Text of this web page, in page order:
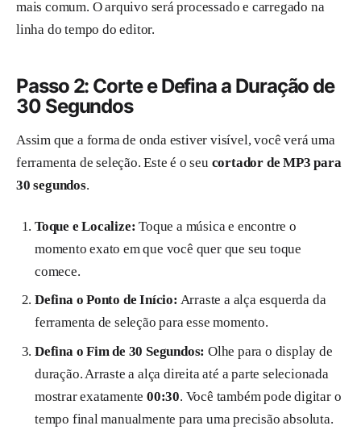
mais comum. O arquivo será processado e carregado na
linha do tempo do editor.
Passo 2: Corte e Defina a Duração de
30 Segundos
Assim que a forma de onda estiver visível, você verá uma
ferramenta de seleção. Este é o seu cortador de MP3 para
30 segundos.
Toque e Localize: Toque a música e encontre o
momento exato em que você quer que seu toque
comece.
Defina o Ponto de Início: Arraste a alça esquerda da
ferramenta de seleção para esse momento.
Defina o Fim de 30 Segundos: Olhe para o display de
duração. Arraste a alça direita até a parte selecionada
mostrar exatamente00:30. Você também pode digitar o
tempo final manualmente para uma precisão absoluta.